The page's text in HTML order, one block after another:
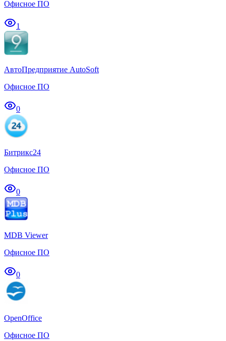
Офисное ПО
1
АвтоПредприятие AutoSoft
Офисное ПО
0
Битрикс24
Офисное ПО
0
MDB Viewer
Офисное ПО
0
OpenOffice
Офисное ПО